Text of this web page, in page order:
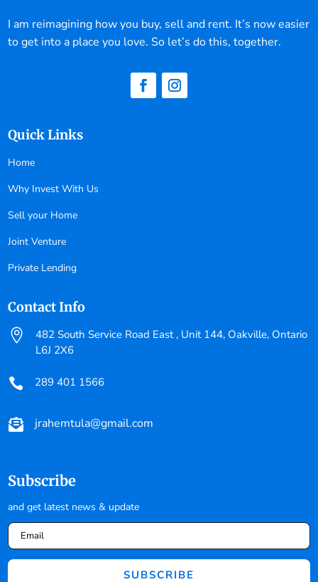
I am reimagining how you buy, sell and rent. It’s now easier
to get into a place you love. So let’s do this, together.
Quick Links
Home
Why Invest With Us
Sell your Home
Joint Venture
Private Lending
Contact Info

482 South Service Road East , Unit 144, Oakville, Ontario
L6J 2X6
 289 401 1566
 jrahemtula@gmail.com
Subscribe
and get latest news & update
SUBSCRIBE